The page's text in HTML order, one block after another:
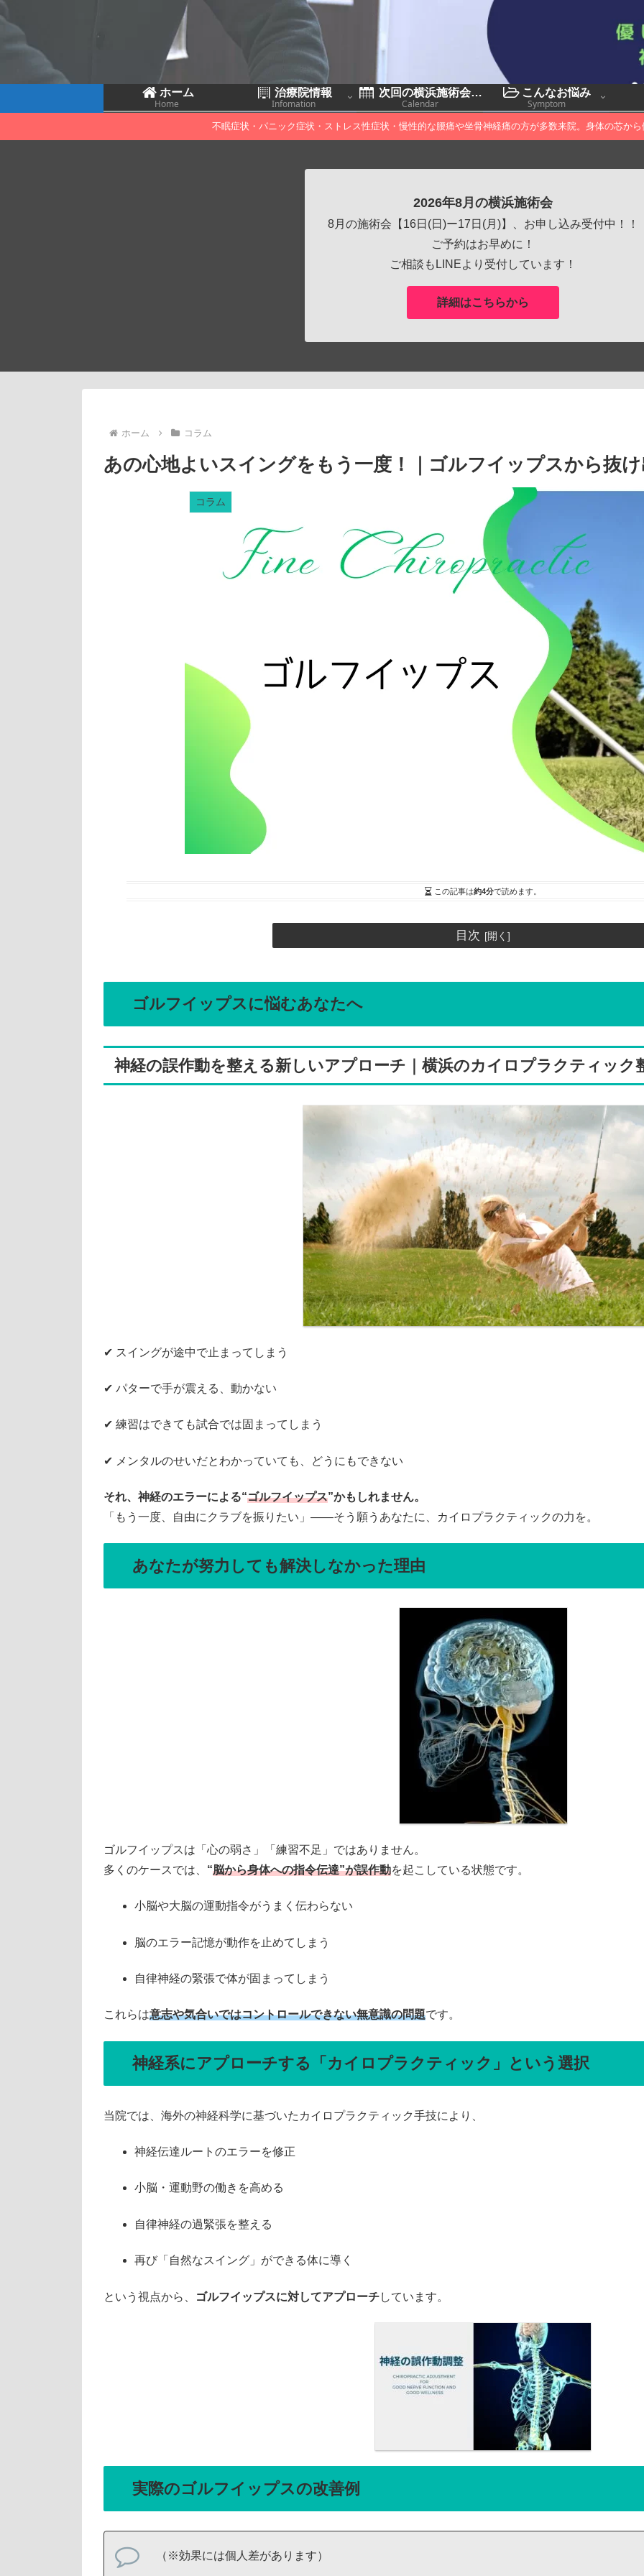
ホーム
Home
治療院情報
Infomation
次回の横浜施術会予定
Calendar
こんなお悩み
Symptom
不眠症状・パニック症状・ストレス性症状・慢性的な腰痛や坐骨神経痛の方が多数来院。身体の芯か
2026年8月の横浜施術会
8月の施術会【16日(日)ー17日(月)】、お申し込み受付中！！
ご予約はお早めに！
ご相談もLINEより受付しています！
詳細はこちらから
ホーム コラム
あの心地よいスイングをもう一度！｜ゴルフイップスから抜
コラム
この記事は約4分で読めます。
目次
ゴルフイップスに悩むあなたへ
神経の誤作動を整える新しいアプローチ｜横浜のカイロプラクティック
✔︎ スイングが途中で止まってしまう
✔︎ パターで手が震える、動かない
✔︎ 練習はできても試合では固まってしまう
✔︎ メンタルのせいだとわかっていても、どうにもできない
それ、神経のエラーによる“ゴルフイップス”かもしれません。
「もう一度、自由にクラブを振りたい」——そう願うあなたに、カイロプラクティックの力を。
あなたが努力しても解決しなかった理由
ゴルフイップスは「心の弱さ」「練習不足」ではありません。
多くのケースでは、 “脳から身体への指令伝達”が誤作動を起こしている状態です。
小脳や大脳の運動指令がうまく伝わらない
脳のエラー記憶が動作を止めてしまう
自律神経の緊張で体が固まってしまう
これらは意志や気合いではコントロールできない無意識の問題です。
神経系にアプローチする「カイロプラクティック」という選択
当院では、海外の神経科学に基づいたカイロプラクティック手技により、
神経伝達ルートのエラーを修正
小脳・運動野の働きを高める
自律神経の過緊張を整える
再び「自然なスイング」ができる体に導く
という視点から、 ゴルフイップスに対してアプローチしています。
実際のゴルフイップスの改善例
（※効果には個人差があります）